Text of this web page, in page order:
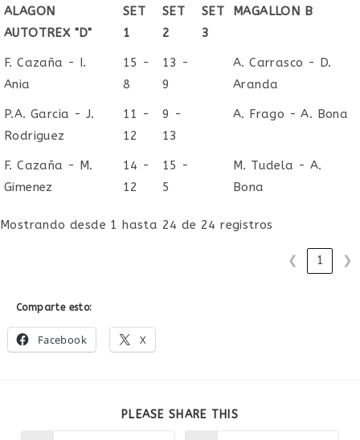
ALAGON
AUTOTREX "D"
SET
1
SET
2
SET
3
MAGALLON B
F. Cazaña - I.
Ania
15 -
8
13 -
9
A. Carrasco - D.
Aranda
P.A. Garcia - J.
Rodriguez
11 -
12
9 -
13
A. Frago - A. Bona
F. Cazaña - M.
Gimenez
14 -
12
15 -
5
M. Tudela - A.
Bona
Mostrando desde 1 hasta 24 de 24 registros
❮ 1 ❯
Comparte esto:
Facebook X
PLEASE SHARE THIS